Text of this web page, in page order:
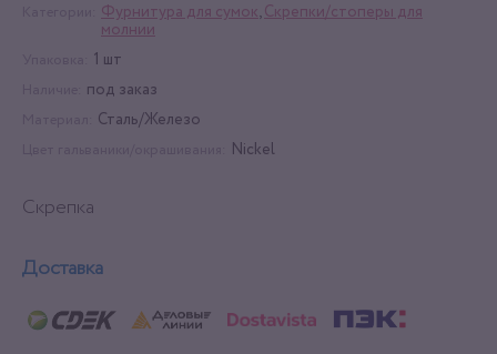
Фурнитура для сумок, Скрепки/стоперы для
молнии
1 шт
под заказ
Сталь/Железо
Nickel
Скрепка
Доставка